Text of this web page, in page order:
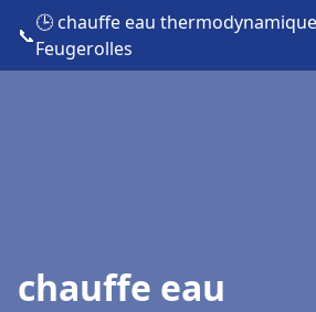
📞
🕒 chauffe eau
Feugerolles
chauffe eau